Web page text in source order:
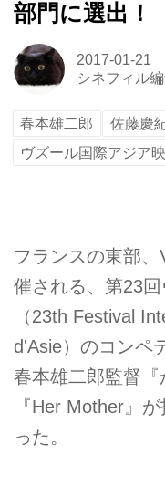
部門に選出！
2017-01-21
シネフィル
春本雄二郎 佐藤慶
ヴズール国際アジア
フランスの東部
催される、第23
（23th Festival
d'Asie）のコンペ
春本雄二郎監督
『Her Mother』
った。